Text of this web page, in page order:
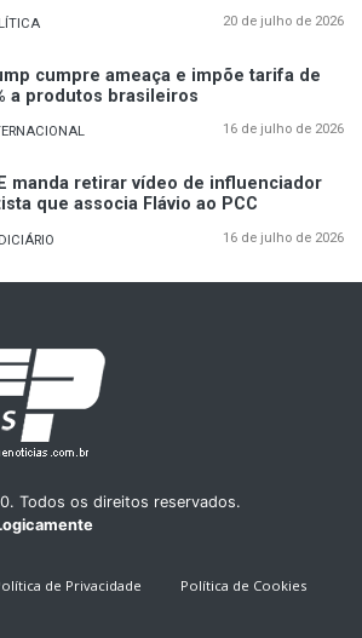
20 de julho de 2026
cumpre ameaça e impõe tarifa de
a produtos brasileiros
16 de julho de 2026
manda retirar vídeo de influenciador
que associa Flávio ao PCC
16 de julho de 2026
Todos os direitos reservados.
de Privacidade Política de Cookies